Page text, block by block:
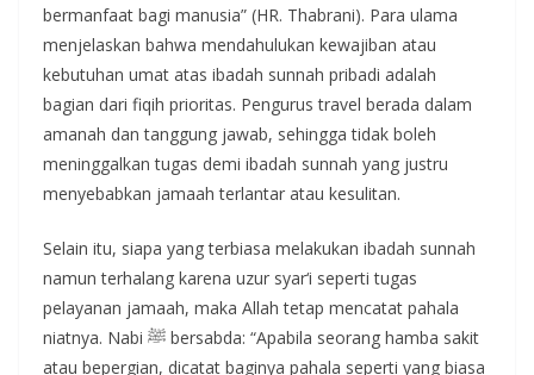
bermanfaat bagi manusia” (HR. Thabrani). Para ulama
menjelaskan bahwa mendahulukan kewajiban atau
kebutuhan umat atas ibadah sunnah pribadi adalah
bagian dari fiqih prioritas. Pengurus travel berada dalam
amanah dan tanggung jawab, sehingga tidak boleh
meninggalkan tugas demi ibadah sunnah yang justru
menyebabkan jamaah terlantar atau kesulitan.
Selain itu, siapa yang terbiasa melakukan ibadah sunnah
namun terhalang karena uzur syar‘i seperti tugas
pelayanan jamaah, maka Allah tetap mencatat pahala
niatnya. Nabi ﷺ bersabda: “Apabila seorang hamba sakit
atau bepergian, dicatat baginya pahala seperti yang biasa